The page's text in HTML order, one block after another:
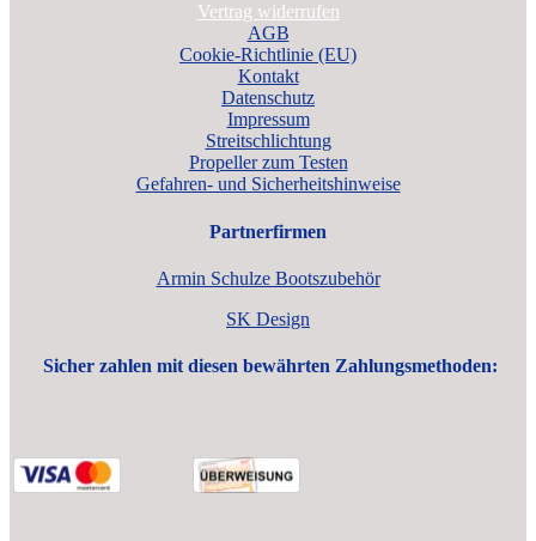
Vertrag widerrufen
AGB
Cookie-Richtlinie (EU)
Kontakt
Datenschutz
Impressum
Streitschlichtung
Propeller zum Testen
Gefahren- und Sicherheitshinweise
Partnerfirmen
Armin Schulze Bootszubehör
SK Design
Sicher zahlen mit diesen bewährten Zahlungsmethoden: